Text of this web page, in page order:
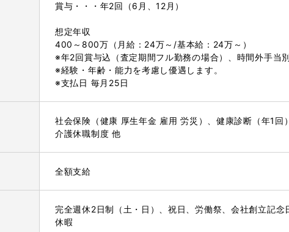
賞与・・・年2回（6月、12月）
想定年収
400～800万（月給：24万～/基本給：24万～）
※年2回賞与込（査定期間フル勤務の場合）、時間外手当
※経験・年齢・能力を考慮し優遇します。
※支払日 毎月25日
社会保険（健康 厚生年金 雇用 労災）、健康診断（年1回
介護休職制度 他
全額支給
完全週休2日制（土・日）、祝日、労働祭、会社創立記
休暇